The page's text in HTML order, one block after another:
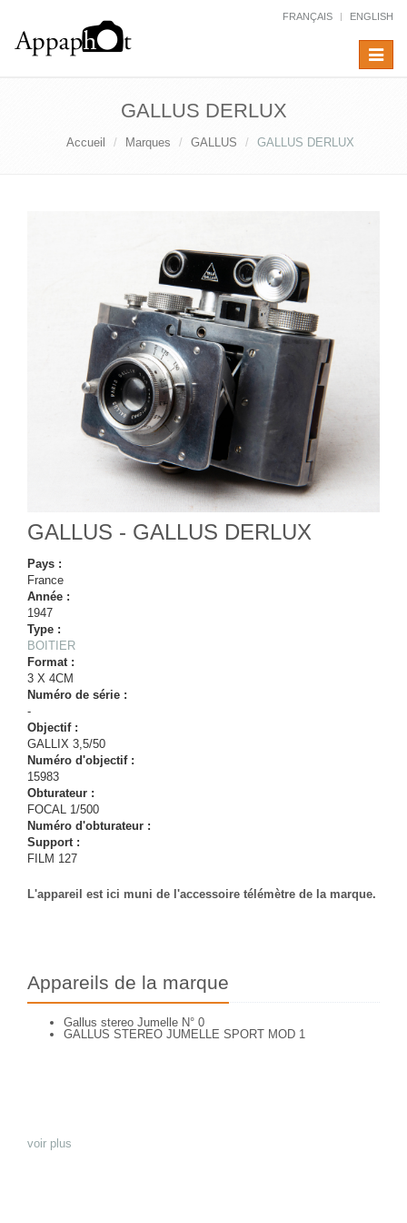
FRANÇAIS ENGLISH
Toggle
GALLUS DERLUX
Accueil Marques GALLUS GALLUS DERLUX
GALLUS - GALLUS DERLUX
Pays :
France
Année :
1947
Type :
BOITIER
Format :
3 X 4CM
Numéro de série :
-
Objectif :
GALLIX 3,5/50
Numéro d'objectif :
15983
Obturateur :
FOCAL 1/500
Numéro d'obturateur :
Support :
FILM 127
L'appareil est ici muni de l'accessoire télémètre de la marque.
Appareils de la marque
Gallus stereo Jumelle N° 0
GALLUS STEREO JUMELLE SPORT MOD 1
voir plus